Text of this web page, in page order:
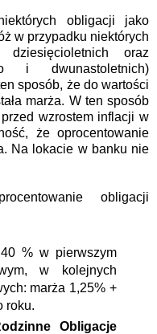
obligacji jako
w przypadku niektórych
oraz
i dwunastoletnich)
sposób, że do wartości
marża. W ten sposób
wzrostem inflacji w
że oprocentowanie
Na lokacie w banku nie
obligacji
% w pierwszym
w kolejnych
marża 1,25% +
roku.
Obligacje